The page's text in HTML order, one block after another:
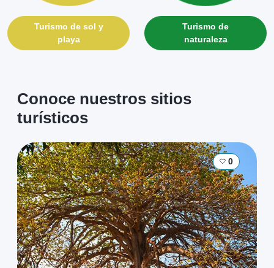
Turismo de sol y
playa
Turismo de
naturaleza
Conoce nuestros sitios
turísticos
0